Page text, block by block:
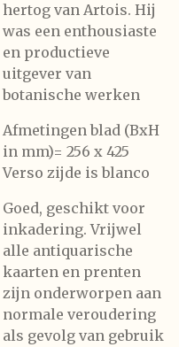
hertog van Artois. Hij
was een enthousiaste
en productieve
uitgever van
botanische werken
Afmetingen blad (BxH
in mm)= 256 x 425
Verso zijde is blanco
Goed, geschikt voor
inkadering. Vrijwel
alle antiquarische
kaarten en prenten
zijn onderworpen aan
normale veroudering
als gevolg van gebruik